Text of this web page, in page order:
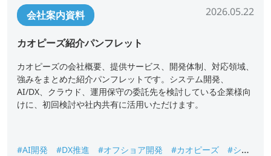
会社案内資料 2026.05.22
カオピーズ紹介パンフレット
カオピーズの会社概要、提供サービス、開発体制、対応領域、
強みをまとめた紹介パンフレットです。システム開発、
AI/DX、クラウド、運用保守の委託先を検討している企業様向
けに、初回検討や社内共有に活用いただけます。
#AI開発 #DX推進 #オフショア開発 #カオピーズ
#シス